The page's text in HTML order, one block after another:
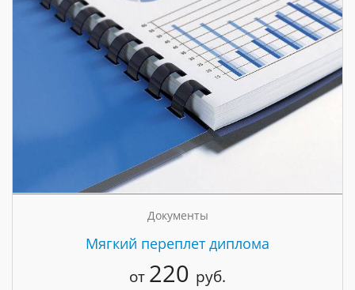
Документы
Мягкий переплет диплома
от 220 руб.